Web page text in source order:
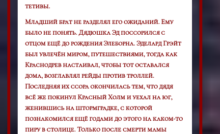
тетивы.
Младший брат не разделял его ожиданий. Ему
было не понять. Дядюшка Эд поссорился с
отцом ещё до рождения Элеборна. Эделард Грэйт
был увлечён миром, путешествиями, тогда как
Краснодрев настаивал, чтобы тот оставался
дома, возглавлял рейды против троллей.
Последняя их ссора окончилась тем, что дядя
всё же покинул Красный Холм и уехал на юг,
женившись на штормградке, с которой
познакомился ещё годами до этого на каком-то
пиру в столице. Только после смерти мамы